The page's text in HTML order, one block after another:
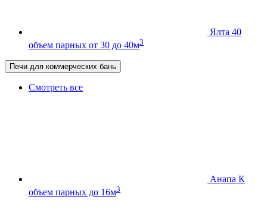
Ялта 40
объем парных от 30 до 40м3
Печи для коммерческих бань
Смотреть все
Анапа К
объем парных до 16м3